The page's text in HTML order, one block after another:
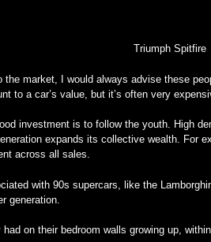
Triumph Spitfire
the market, I would always advise these
to a car’s value, but it’s often very
investment is to follow the youth. High
expandsits collective wealth. For
across all sales.
with 90s supercars, like the
generation.
had on their bedroom walls growing up,